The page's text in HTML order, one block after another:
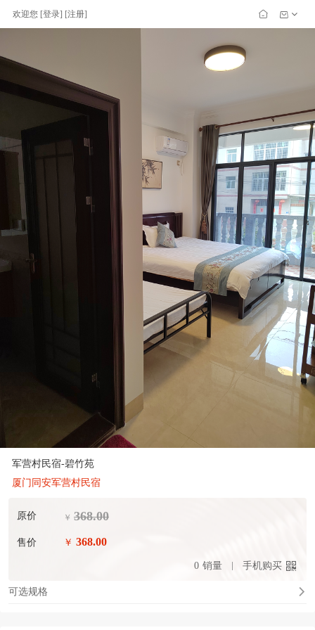
欢迎您 [登录] [注册]
军营村民宿-碧竹苑
厦门同安军营村民宿
原价 ￥ 368.00
售价 ￥ 368.00
0 销量 手机购买
可选规格